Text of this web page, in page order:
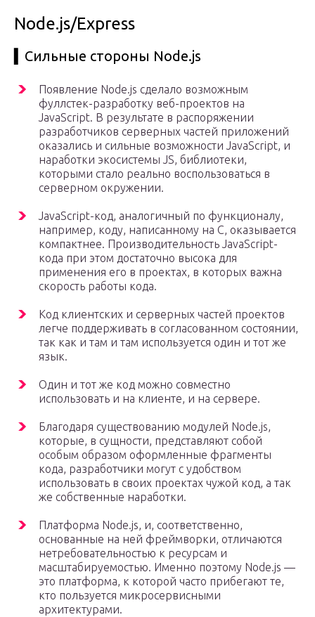
Node.js/Express
▍Сильные стороны Node.js
Появление Node.js сделало возможным
фуллстек-разработку веб-проектов на
JavaScript. В результате в распоряжении
разработчиков серверных частей приложений
оказались и сильные возможности JavaScript, и
наработки экосистемы JS, библиотеки,
которыми стало реально воспользоваться в
серверном окружении.
JavaScript-код, аналогичный по функционалу,
например, коду, написанному на C, оказывается
компактнее. Производительность JavaScript-
кода при этом достаточно высока для
применения его в проектах, в которых важна
скорость работы кода.
Код клиентских и серверных частей проектов
легче поддерживать в согласованном состоянии,
так как и там и там используется один и тот же
язык.
Один и тот же код можно совместно
использовать и на клиенте, и на сервере.
Благодаря существованию модулей Node.js,
которые, в сущности, представляют собой
особым образом оформленные фрагменты
кода, разработчики могут с удобством
использовать в своих проектах чужой код, а так
же собственные наработки.
Платформа Node.js, и, соответственно,
основанные на ней фреймворки, отличаются
нетребовательностью к ресурсам и
масштабируемостью. Именно поэтому Node.js —
это платформа, к которой часто прибегают те,
кто пользуется микросервисными
архитектурами.